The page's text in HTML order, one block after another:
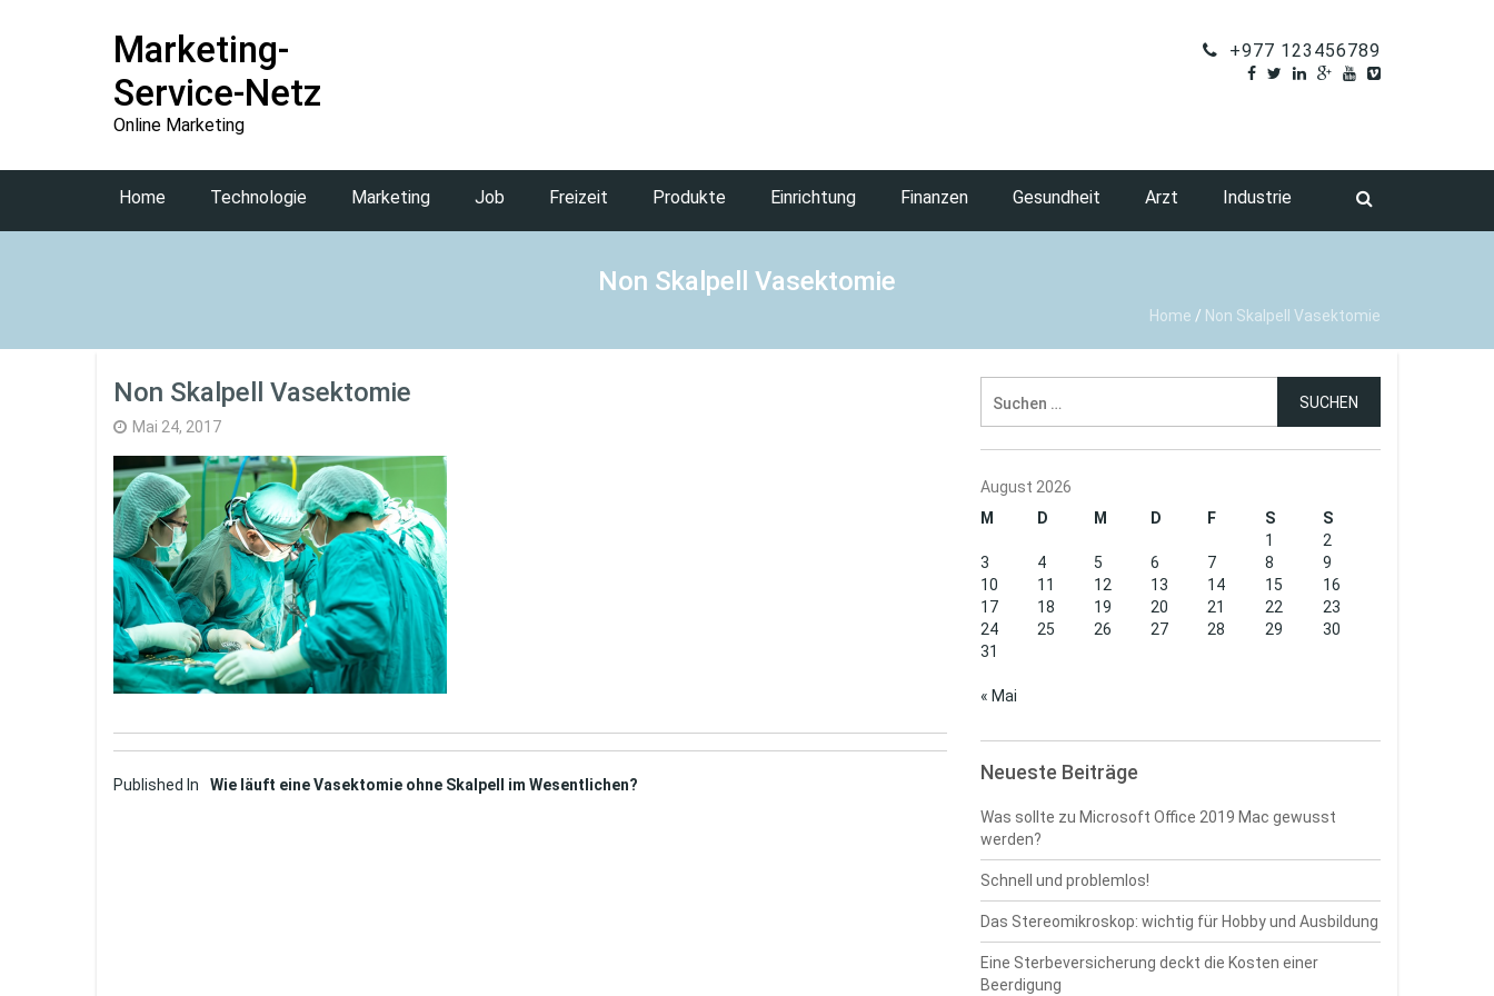
Marketing-
Service-Netz
Online Marketing
+977 123456789
Home Technologie Marketing Job Freizeit Produkte Einrichtung Finanzen Gesundheit Arzt Industrie
Non Skalpell Vasektomie
Home / Non Skalpell Vasektomie
Non Skalpell Vasektomie
Mai 24, 2017
Post
Published In Wie läuft eine Vasektomie ohne Skalpell im Wesentlichen?
nach:
August 2026
M
D M D F S
S
1
2
3
4 5 6 7 8
9
10
11 12 13 14 15
16
17
18 19 20 21 22
23
24
25 26 27 28 29
30
31
« Mai
Neueste Beiträge
Was sollte zu Microsoft Office 2019 Mac gewusst
werden?
Schnell und problemlos!
Das Stereomikroskop: wichtig für Hobby und Ausbildung
Eine Sterbeversicherung deckt die Kosten einer
Beerdigung